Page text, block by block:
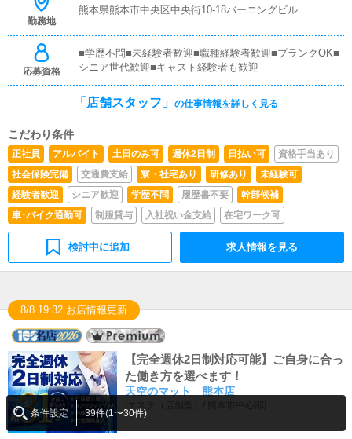
はボタンを押すだけや、ブログの更新時に簡単に文字が入
きます。■清掃・備品管理お客様やキャストの方に快適に
お過ごしいただくため、店内の清掃や備品の管理・補充を
行っていただきます。
勤務地
熊本県熊本市中央区中央街10-18バーニングビル
応募資格
■学歴不問■未経験者歓迎■職種経験者歓迎■ブランクOK■
シニア世代歓迎■キャスト経験者も歓迎
「店舗スタッフ」 の仕事情報を詳しく見る
こだわり条件
正社員 アルバイト 土日のみ可 週休2日制 日払い可
資格手当あり
社会保険完備
交通費支給 寮・社宅あり 研修あり
未経験可
経験者歓迎
シニア歓迎 学歴不問 履歴書不要
幹部候補
車･バイク通勤可
制服貸与 入社祝い金支給 在宅ワーク可
検討中に追加 求人情報を見る
8/8 19:32 お店情報更新
【完全週休2日制対応可能】ご自身に合っ
た働き方を選べます！
天空のマット 熊本店
条件設定 39件(1〜30件)